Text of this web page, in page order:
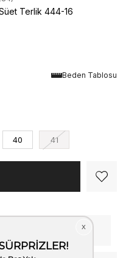
Terlik 444-16
Beden Tablosu
40 41